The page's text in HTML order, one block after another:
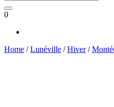
0
Home /Lunéville /Hiver/